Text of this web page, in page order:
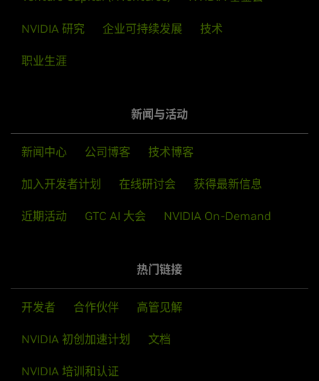
NVIDIA 开发者计划
在 NVIDIA 开发者计划，与数百万志同道合的开发者交
流，携手完成您毕生的事业。免费获取容器、预训练模
NVIDIA 研究 企业可持续发展 技术
职业生涯
新闻与活动
新闻中心 公司博客 技术博客
加入开发者计划 在线研讨会 获得最新信息
近期活动 GTC AI 大会 NVIDIA On-Demand
热门链接
开发者 合作伙伴 高管见解
NVIDIA 初创加速计划 文档
NVIDIA 培训和认证